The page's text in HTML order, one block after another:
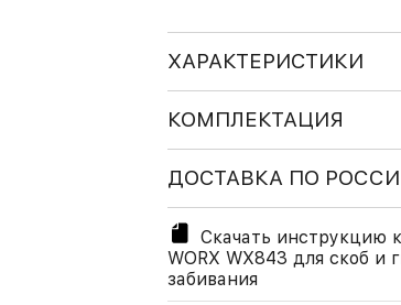
ХАРАКТЕРИСТИКИ
КОМПЛЕКТАЦИЯ
ДОСТАВКА ПО
Скачать инструкцию
WORX WX843 для скоб и
забивания